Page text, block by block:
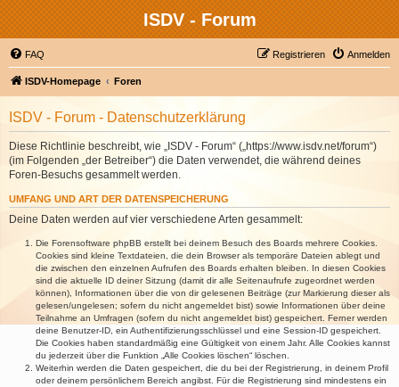
ISDV - Forum
FAQ Anmelden
Registrieren
ISDV-Homepage Foren
ISDV - Forum - Datenschutzerklärung
Diese Richtlinie beschreibt, wie „ISDV - Forum“ („https://www.isdv.net/forum“)
(im Folgenden „der Betreiber“) die Daten verwendet, die während deines
Foren-Besuchs gesammelt werden.
UMFANG UND ART DER DATENSPEICHERUNG
Deine Daten werden auf vier verschiedene Arten gesammelt:
Die Forensoftware phpBB erstellt bei deinem Besuch des Boards mehrere Cookies.
Cookies sind kleine Textdateien, die dein Browser als temporäre Dateien ablegt und
die zwischen den einzelnen Aufrufen des Boards erhalten bleiben. In diesen Cookies
sind die aktuelle ID deiner Sitzung (damit dir alle Seitenaufrufe zugeordnet werden
können), Informationen über die von dir gelesenen Beiträge (zur Markierung dieser als
gelesen/ungelesen; sofern du nicht angemeldet bist) sowie Informationen über deine
Teilnahme an Umfragen (sofern du nicht angemeldet bist) gespeichert. Ferner werden
deine Benutzer-ID, ein Authentifizierungsschlüssel und eine Session-ID gespeichert.
Die Cookies haben standardmäßig eine Gültigkeit von einem Jahr. Alle Cookies kannst
du jederzeit über die Funktion „Alle Cookies löschen“ löschen.
Weiterhin werden die Daten gespeichert, die du bei der Registrierung, in deinem Profil
oder deinem persönlichem Bereich angibst. Für die Registrierung sind mindestens ein